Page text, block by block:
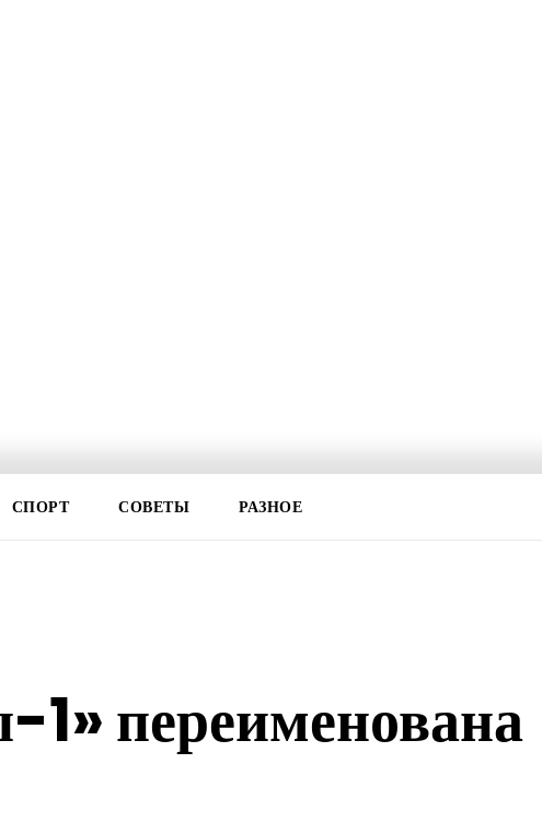
СПОРТ СОВЕТЫ РАЗНОЕ
переименована